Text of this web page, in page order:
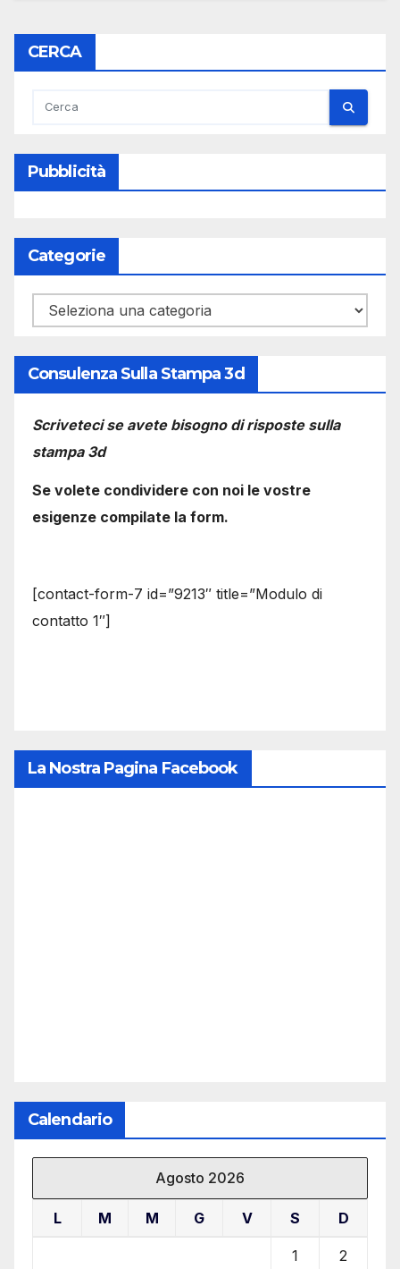
CERCA
Pubblicità
Categorie
Categorie
Consulenza Sulla Stampa 3d
Scriveteci se avete bisogno di risposte sulla
stampa 3d
Se volete condividere con noi le vostre
esigenze compilate la form.
[contact-form-7 id=”9213″ title=”Modulo di
contatto 1″]
La Nostra Pagina Facebook
Calendario
Agosto 2026
L M M G V S D
1 2